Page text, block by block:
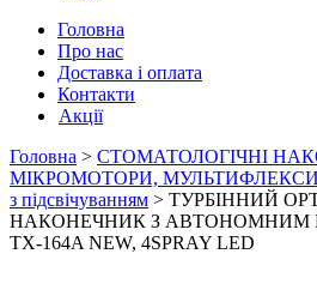
Головна
Про нас
Доставка і оплата
Контакти
Акції
Головна > СТОМАТОЛОГІЧНІ
МІКРОМОТОРИ, МУЛЬТИФЛЕКСИ
з підсвічуванням > ТУРБІННИЙ
НАКОНЕЧНИК З АВТОНОМНИМ
TX-164A NEW, 4SPRAY LED